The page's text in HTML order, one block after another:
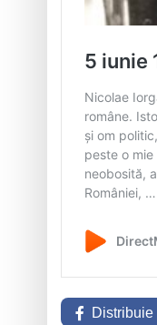
Distribuie